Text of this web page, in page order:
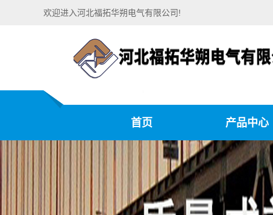
欢迎进入河北福拓华朔电气有限公司!
首页 产品中心